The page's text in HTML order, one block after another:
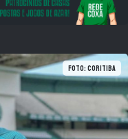
Foto: Coritiba